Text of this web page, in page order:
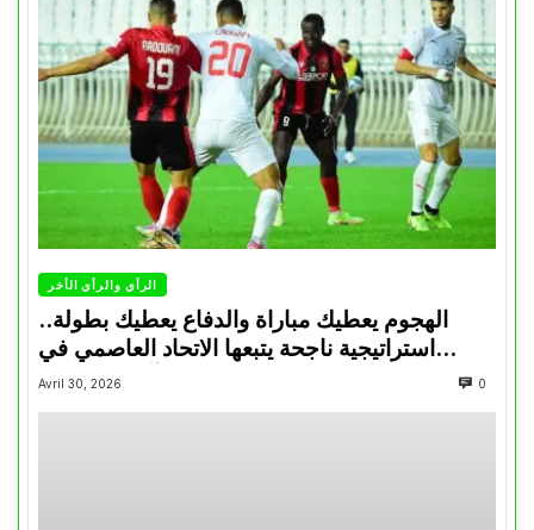
الرأي والرأي الأخر
الهجوم يعطيك مباراة والدفاع يعطيك بطولة..
استراتيجية ناجحة يتبعها الاتحاد العاصمي في
تتويجاته آخر السنوات
Avril 30, 2026 0